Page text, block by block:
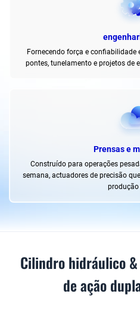
Fornecendo força e
pontes, tunelamento e projetos de
Prensas e
Construído para operações
semana, actuadores de precisão
produção
Cilindro hidráulico
de ação